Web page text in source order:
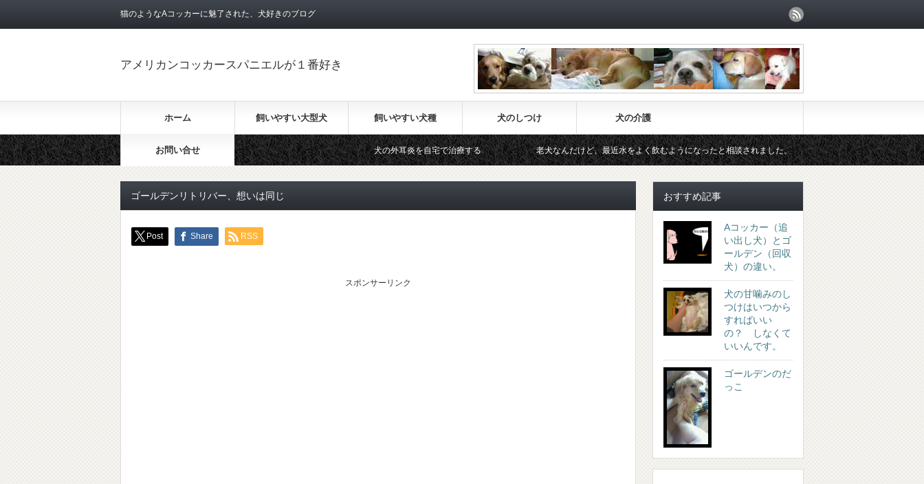
猫のようなAコッカーに魅了された、犬好きのブログ
アメリカンコッカースパニエルが１番好き
ホーム 飼いやすい大型犬 飼いやすい犬種 犬のしつけ 犬の介護
お問い合せ 犬の外耳炎を自宅で治療する 老犬なんだけど、最近水をよく飲むようになったと相談されました。 ストルバイト尿結石の食事療法
ゴールデンリトリバー、想いは同じ
Post Share RSS
スポンサーリンク
おすすめ記事
Aコッカー（追
い出し犬）とゴ
ールデン（回収
犬）の違い。
犬の甘噛みのし
つけはいつから
すればいい
の？ しなくて
いいんです。
ゴールデンのだ
っこ